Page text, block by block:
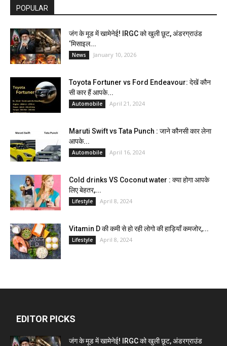
POPULAR
जंग के मूड में खामेनेई! IRGC को खुली छूट, अंडरग्राउंड
‘मिसाइल...
News January 10, 2026
Toyota Fortuner vs Ford Endeavour: देखें कौन
सी कार हैं आपके...
Automobile April 21, 2024
Maruti Swift vs Tata Punch : जाने कौनसी कार लेना
आपके...
Automobile April 16, 2024
Cold drinks VS Coconut water : क्या होगा आपके
लिए बेहतर,...
Lifestyle April 8, 2024
Vitamin D की कमी से हो रही लोगो की हाड़ियाँ कमजोर,...
Lifestyle April 8, 2024
EDITOR PICKS
जंग के मूड में खामेनेई! IRGC को खुली छूट, अंडरग्राउंड